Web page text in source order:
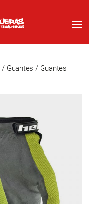
/ Guantes / Guantes